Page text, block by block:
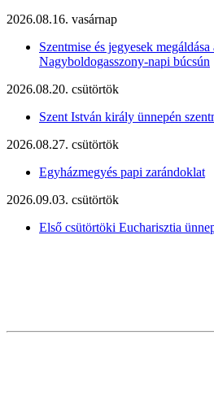
2026.08.16. vasárnap
Szentmise és jegyesek megáldása
Nagyboldogasszony-napi búcsún
2026.08.20. csütörtök
Szent István király ünnepén
2026.08.27. csütörtök
Egyházmegyés papi zarándoklat
2026.09.03. csütörtök
Első csütörtöki Eucharisztia